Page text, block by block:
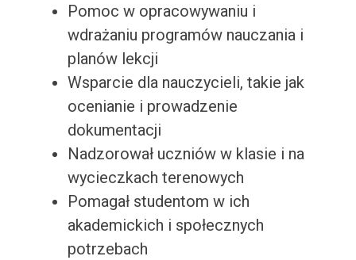
Pomoc w opracowywaniu i
wdrażaniu programów nauczania i
planów lekcji
Wsparcie dla nauczycieli, takie jak
ocenianie i prowadzenie
dokumentacji
Nadzorował uczniów w klasie i na
wycieczkach terenowych
Pomagał studentom w ich
akademickich i społecznych
potrzebach